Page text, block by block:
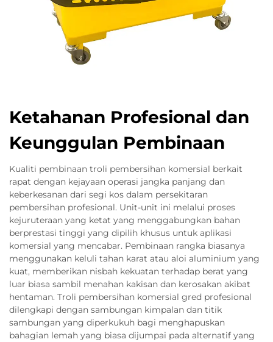
Ketahanan Profesional dan
Keunggulan Pembinaan
Kualiti pembinaan troli pembersihan komersial berkait
rapat dengan kejayaan operasi jangka panjang dan
keberkesanan dari segi kos dalam persekitaran
pembersihan profesional. Unit-unit ini melalui proses
kejuruteraan yang ketat yang menggabungkan bahan
berprestasi tinggi yang dipilih khusus untuk aplikasi
komersial yang mencabar. Pembinaan rangka biasanya
menggunakan keluli tahan karat atau aloi aluminium yang
kuat, memberikan nisbah kekuatan terhadap berat yang
luar biasa sambil menahan kakisan dan kerosakan akibat
hentaman. Troli pembersihan komersial gred profesional
dilengkapi dengan sambungan kimpalan dan titik
sambungan yang diperkukuh bagi menghapuskan
bahagian lemah yang biasa dijumpai pada alternatif yang